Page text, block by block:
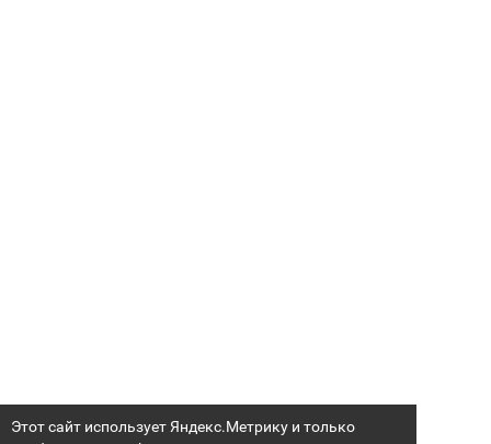
Этот сайт использует Яндекс.Метрику и только